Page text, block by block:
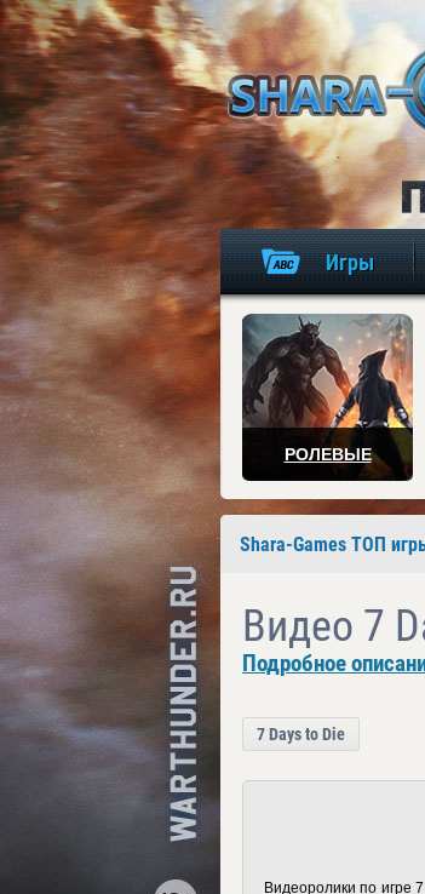
Игры
РОЛЕВЫЕ
Shara-Games ТОП
Видео 7
Подробное
7 Days to Die
Видеоролики по игре